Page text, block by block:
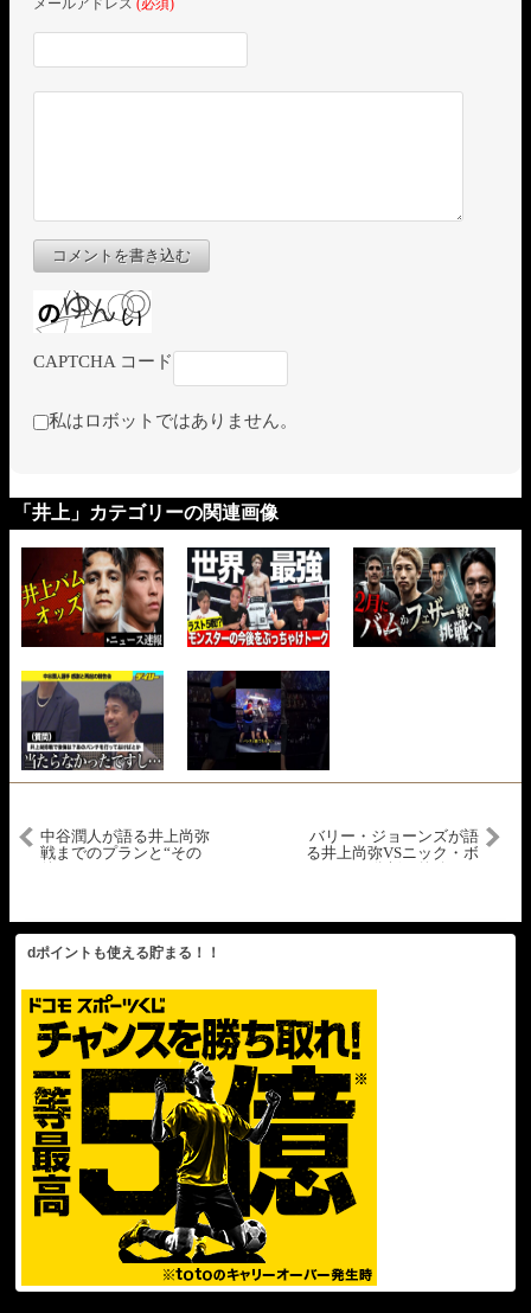
メールアドレス (必須)
コメントを書き込む
CAPTCHA コード
私はロボットではありません。
「井上」カテゴリーの関連画像
中谷潤人が語る井上尚弥
戦までのプランと“その
までを視野
バリー・ジョーンズが語
る井上尚弥VSニック・ボ
dポイントも使える貯まる！！